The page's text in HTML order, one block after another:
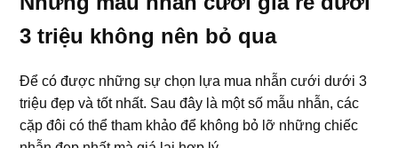
3 triệu không nên bỏ qua
Để có được những sự chọn lựa mua nhẫn cưới dưới 3
triệu đẹp và tốt nhất. Sau đây là một số mẫu nhẫn, các
cặp đôi có thể tham khảo để không bỏ lỡ những chiếc